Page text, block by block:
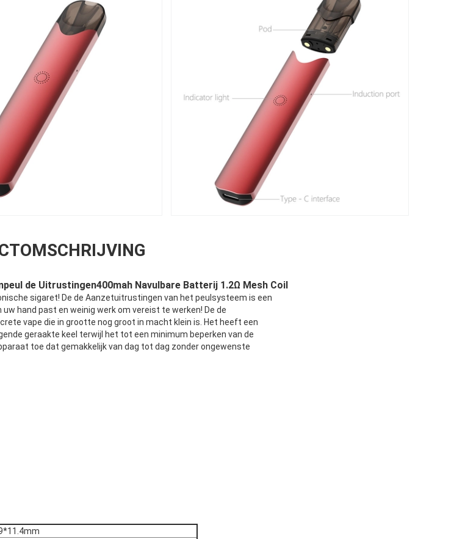
de Uitrustingen400mah Navulbare Batterij 1.2Ω Mesh Coil
sigaret! De de Aanzetuitrustingen van het peulsysteem is een
hand past en weinig werk om vereist te werken! De de
vape die in grootte nog groot in macht klein is. Het heeft een
geraakte keel terwijl het tot een minimum beperken van de
toe dat gemakkelijk van dag tot dag zonder ongewenste